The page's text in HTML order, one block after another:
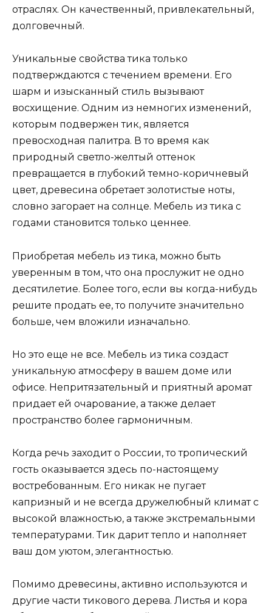
отраслях. Он качественный, привлекательный,
долговечный.
Уникальные свойства тика только
подтверждаются с течением времени. Его
шарм и изысканный стиль вызывают
восхищение. Одним из немногих изменений,
которым подвержен тик, является
превосходная палитра. В то время как
природный светло-желтый оттенок
превращается в глубокий темно-коричневый
цвет, древесина обретает золотистые ноты,
словно загорает на солнце. Мебель из тика с
годами становится только ценнее.
Приобретая мебель из тика, можно быть
уверенным в том, что она прослужит не одно
десятилетие. Более того, если вы когда-нибудь
решите продать ее, то получите значительно
больше, чем вложили изначально.
Но это еще не все. Мебель из тика создаст
уникальную атмосферу в вашем доме или
офисе. Непритязательный и приятный аромат
придает ей очарование, а также делает
пространство более гармоничным.
Когда речь заходит о России, то тропический
гость оказывается здесь по-настоящему
востребованным. Его никак не пугает
капризный и не всегда дружелюбный климат с
высокой влажностью, а также экстремальными
температурами. Тик дарит тепло и наполняет
ваш дом уютом, элегантностью.
Помимо древесины, активно используются и
другие части тикового дерева. Листья и кора